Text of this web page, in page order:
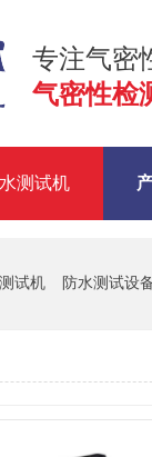
专注气密
气密性检
测试机
掌握气
试机 防水测试设